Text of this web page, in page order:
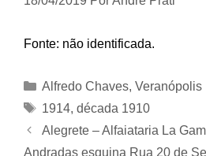
Fonte: não identificada.
Categorias
Alfredo Chaves, Veranópolis
Tags
1914, década 1910
Alegrete – Alfaiataria La
Andradas esquina Rua 20 de